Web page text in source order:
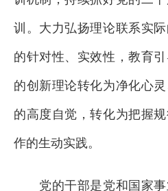
训。大力弘扬理论联系实
的针对性、实效性，教育
的创新理论转化为净化心
的高度自觉，转化为把握
作的生动实践。
党的干部是党和国家事